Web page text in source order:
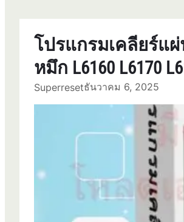
โปรแกรมเคลียร์แ
หมึก L6160 L6170
Superresetธันวาคม 6, 2025